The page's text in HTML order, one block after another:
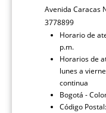
Avenida Caracas
3778899
Horario de
p.m.
Horarios de
lunes a
continua
Bogotá -
Código